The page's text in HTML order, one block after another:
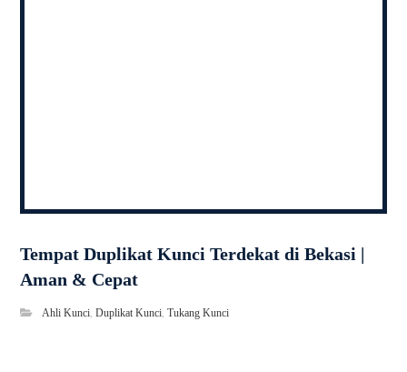
Tempat Duplikat Kunci Terdekat di Bekasi |
Aman & Cepat
Ahli Kunci,Duplikat Kunci,Tukang Kunci